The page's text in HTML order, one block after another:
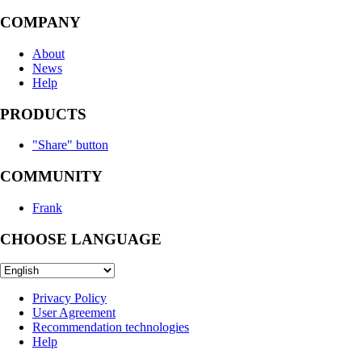
COMPANY
About
News
Help
PRODUCTS
"Share" button
COMMUNITY
Frank
CHOOSE LANGUAGE
Privacy Policy
User Agreement
Recommendation technologies
Help